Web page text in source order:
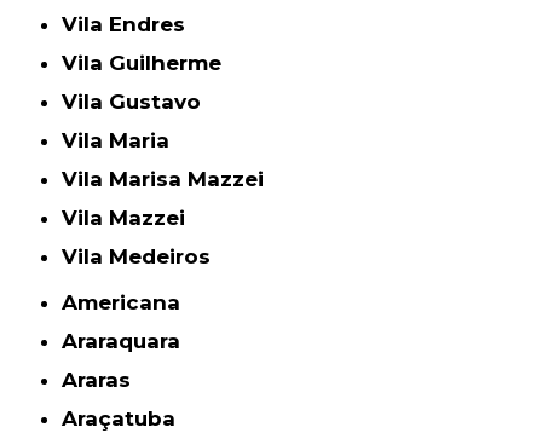
Vila Endres
Vila Guilherme
Vila Gustavo
Vila Maria
Vila Marisa Mazzei
Vila Mazzei
Vila Medeiros
Americana
Araraquara
Araras
Araçatuba